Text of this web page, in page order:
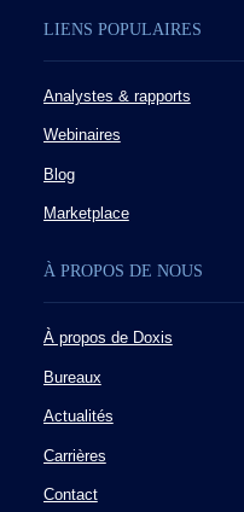
LIENS POPULAIRES
Analystes & rapports
Webinaires
Blog
Marketplace
À PROPOS DE NOUS
À propos de Doxis
Bureaux
Actualités
Carrières
Contact